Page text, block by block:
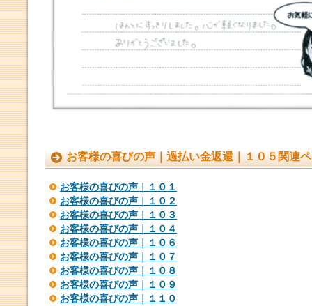
お客様の喜びの声｜過払い金返還｜１０５関連
お客様の喜びの声｜１０１
お客様の喜びの声｜１０２
お客様の喜びの声｜１０３
お客様の喜びの声｜１０４
お客様の喜びの声｜１０６
お客様の喜びの声｜１０７
お客様の喜びの声｜１０８
お客様の喜びの声｜１０９
お客様の喜びの声｜１１０